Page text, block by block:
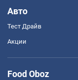
Авто
Тест Драйв
Акции
Food Oboz